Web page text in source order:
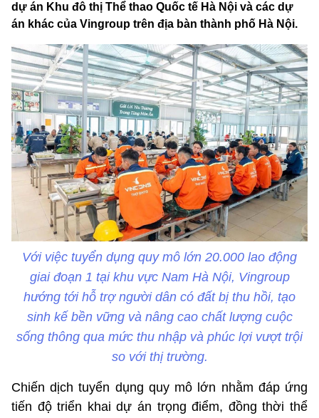
dự án Khu đô thị Thể thao Quốc tế Hà Nội và các dự
án khác của Vingroup trên địa bàn thành phố Hà Nội.
Với việc tuyển dụng quy mô lớn 20.000 lao động
giai đoạn 1 tại khu vực Nam Hà Nội, Vingroup
hướng tới hỗ trợ người dân có đất bị thu hồi, tạo
sinh kế bền vững và nâng cao chất lượng cuộc
sống thông qua mức thu nhập và phúc lợi vượt trội
so với thị trường.
Chiến dịch tuyển dụng quy mô lớn nhằm đáp ứng
tiến độ triển khai dự án trọng điểm, đồng thời thể